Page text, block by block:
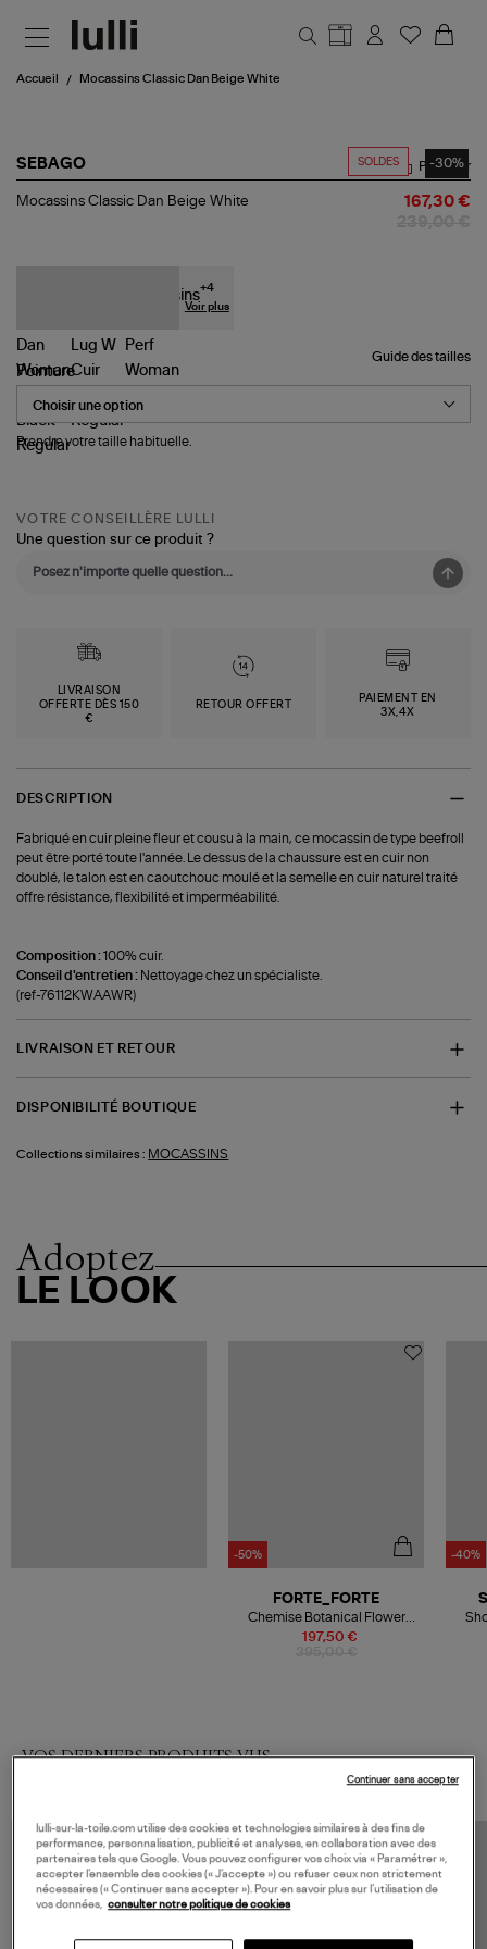
Accueil Mocassins Classic Dan Beige White
SOLDES -30%
SEBAGO
Mocassins
Partager
Mocassins Classic Dan Beige White 167,30 €
+4
Voir plus
Guide des tailles
Pointure
Prendre votre taille habituelle.
VOTRE CONSEILLÈRE LULLI
Une question sur ce produit ?
LIVRAISON
OFFERTE DÈS 150
€
RETOUR OFFERT
PAIEMENT EN
3X,4X
DESCRIPTION
Fabriqué en cuir pleine fleur et cousu à la main, ce mocassin de type beefroll
peut être porté toute l'année. Le dessus de la chaussure est en cuir non
doublé, le talon est en caoutchouc moulé et la semelle en cuir naturel traité
offre résistance, flexibilité et imperméabilité.
Composition :100% cuir.
Conseil d'entretien : Nettoyage chez un spécialiste.
(ref-76112KWAAWR)
LIVRAISON ET RETOUR
DISPONIBILITÉ BOUTIQUE
Collections similaires : MOCASSINS
Adoptez
LE LOOK
-50%
197,50 €
FORTE_FORTE
Chemise Botanical Flower
Embroidery Giglio
-40%
VOS DERNIERS PRODUITS VUS
lulli-sur-la-toile.com utilise des cookies et technologies similaires à des fins de
performance, personnalisation, publicité et analyses, en collaboration avec des
partenaires tels que Google. Vous pouvez configurer vos choix via « Paramétrer »,
accepter l’ensemble des cookies (« J’accepte ») ou refuser ceux non strictement
nécessaires (« Continuer sans accepter »). Pour en savoir plus sur l’utilisation de
vos données,
consulter notre politique de cookies
Continuer sans accepter